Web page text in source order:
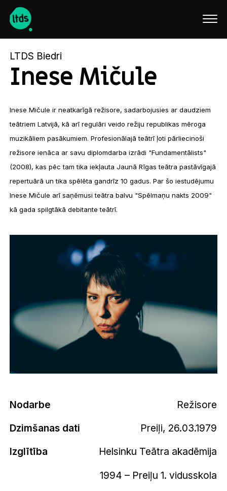
LTDS Biedri
Inese Mičule
Inese Mičule ir neatkarīgā režisore, sadarbojusies ar daudziem
teātriem Latvijā, kā arī regulāri veido režiju republikas mēroga
muzikāliem pasākumiem. Profesionālajā teātrī ļoti pārliecinoši
režisore ienāca ar savu diplomdarba izrādi "Fundamentālists"
(2008), kas pēc tam tika iekļauta Jaunā Rīgas teātra pastāvīgajā
repertuārā un tika spēlēta gandrīz 10 gadus. Par šo iestudējumu
Inese Mičule arī saņēmusi teātra balvu "Spēlmaņu nakts 2009"
kā gada spilgtākā debitante teātrī.
Nodarbe
Režisore
Dzimšanas dati
Preiļi, 26.03.1979
Izglītība
Helsinku Teātra akadēmija
1994 – Preiļu 1. vidusskola